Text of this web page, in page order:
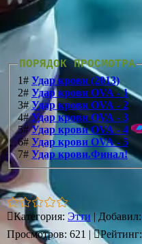
ПОРЯДОК ПРОСМОТРА
1# Удар крови (2013)
2# Удар крови OVA - 1
3#Удар крови OVA - 2
4#Удар крови OVA - 3
5#Удар крови OVA - 4
6# Удар крови OVA - 5
7# Удар крови.Финал!
Категория: Этти | Добавил:
Просмотров: 621 | Рейтинг: